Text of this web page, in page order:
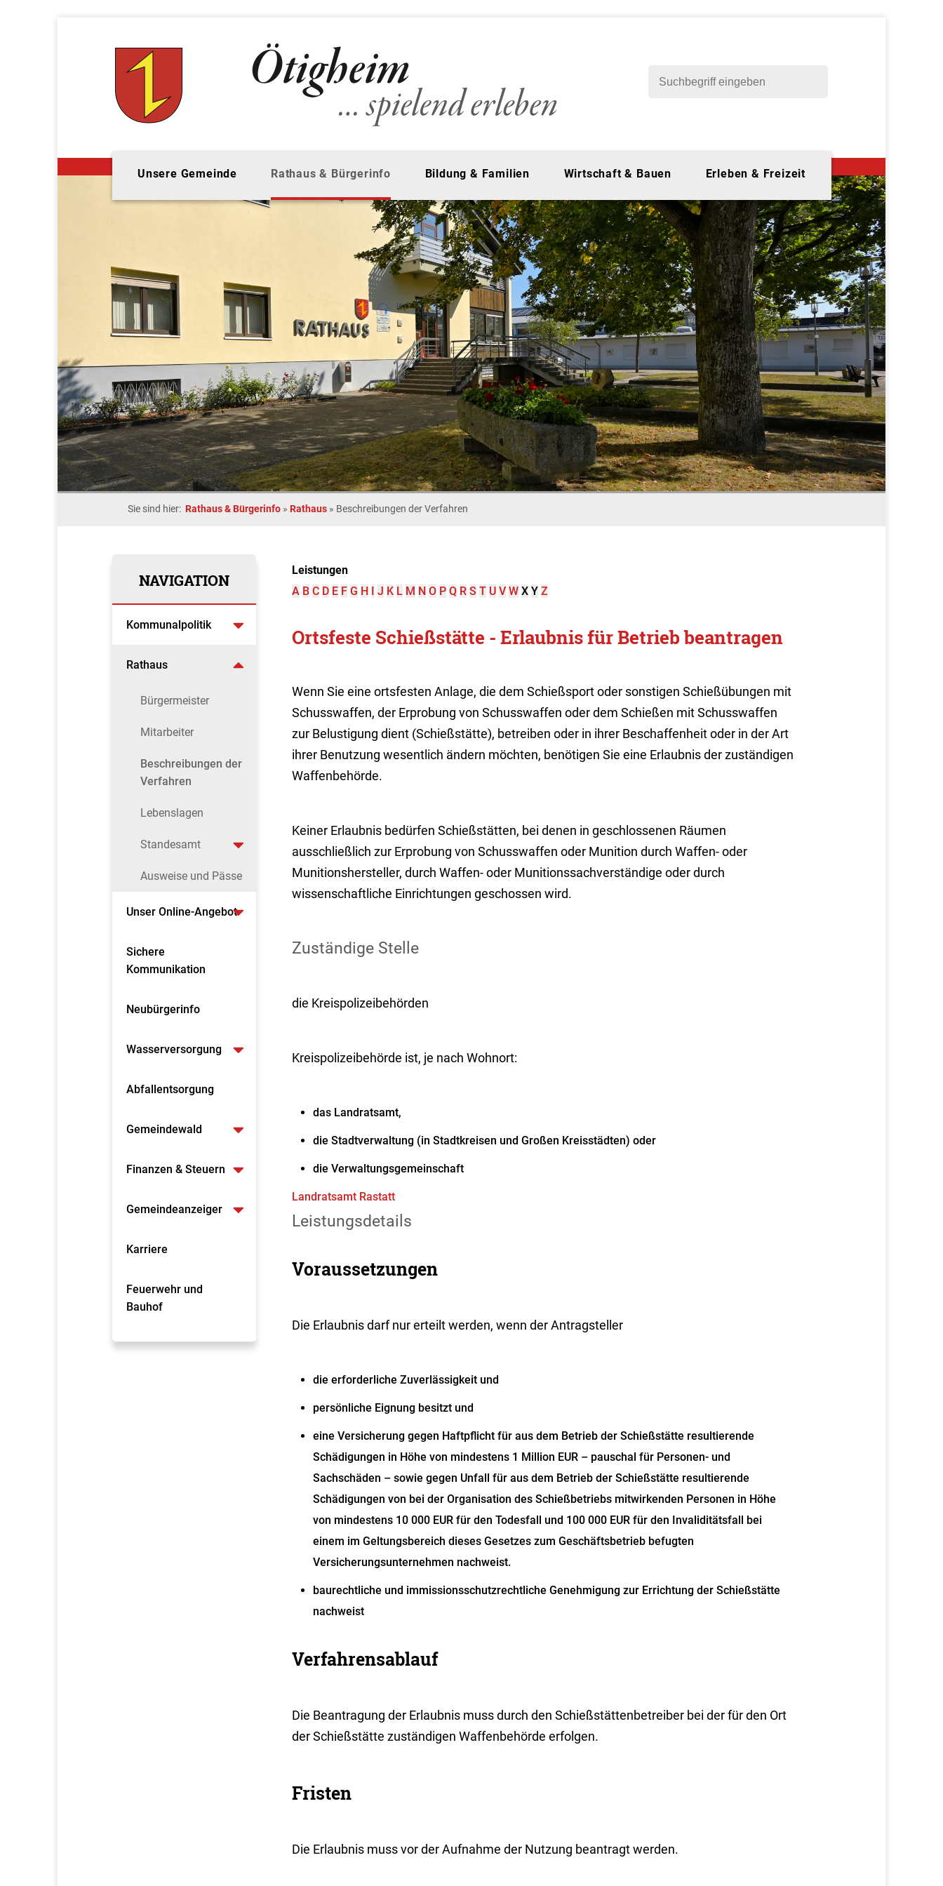
Unsere Gemeinde Rathaus & Bürgerinfo Bildung & Familien Wirtschaft & Bauen Erleben & Freizeit
Sie sind hier: Rathaus & Bürgerinfo » Rathaus » Beschreibungen der Verfahren
NAVIGATION
Kommunalpolitik
Rathaus
Bürgermeister
Mitarbeiter
Beschreibungen der
Verfahren
Lebenslagen
Standesamt
Ausweise und Pässe
Unser Online-Angebot
Sichere
Kommunikation
Neubürgerinfo
Wasserversorgung
Abfallentsorgung
Gemeindewald
Finanzen & Steuern
Gemeindeanzeiger
Karriere
Feuerwehr und
Bauhof
Leistungen
A B C D E F G H I J K L M N O P Q R S T U V W X Y Z
Ortsfeste Schießstätte - Erlaubnis für Betrieb beantragen
Wenn Sie eine ortsfesten Anlage, die dem Schießsport oder sonstigen Schießübungen mit
Schusswaffen, der Erprobung von Schusswaffen oder dem Schießen mit Schusswaffen
zur Belustigung dient (Schießstätte), betreiben oder in ihrer Beschaffenheit oder in der Art
ihrer Benutzung wesentlich ändern möchten, benötigen Sie eine Erlaubnis der zuständigen
Waffenbehörde.
Keiner Erlaubnis bedürfen Schießstätten, bei denen in geschlossenen Räumen
ausschließlich zur Erprobung von Schusswaffen oder Munition durch Waffen- oder
Munitionshersteller, durch Waffen- oder Munitionssachverständige oder durch
wissenschaftliche Einrichtungen geschossen wird.
Zuständige Stelle
die Kreispolizeibehörden
Kreispolizeibehörde ist, je nach Wohnort:
das Landratsamt,
die Stadtverwaltung (in Stadtkreisen und Großen Kreisstädten) oder
die Verwaltungsgemeinschaft
Landratsamt Rastatt
Leistungsdetails
Voraussetzungen
Die Erlaubnis darf nur erteilt werden, wenn der Antragsteller
die erforderliche Zuverlässigkeit und
persönliche Eignung besitzt und
eine Versicherung gegen Haftpflicht für aus dem Betrieb der Schießstätte resultierende
Schädigungen in Höhe von mindestens 1 Million EUR – pauschal für Personen- und
Sachschäden – sowie gegen Unfall für aus dem Betrieb der Schießstätte resultierende
Schädigungen von bei der Organisation des Schießbetriebs mitwirkenden Personen in Höhe
von mindestens 10 000 EUR für den Todesfall und 100 000 EUR für den Invaliditätsfall bei
einem im Geltungsbereich dieses Gesetzes zum Geschäftsbetrieb befugten
Versicherungsunternehmen nachweist.
baurechtliche und immissionsschutzrechtliche Genehmigung zur Errichtung der Schießstätte
nachweist
Verfahrensablauf
Die Beantragung der Erlaubnis muss durch den Schießstättenbetreiber bei der für den Ort
der Schießstätte zuständigen Waffenbehörde erfolgen.
Fristen
Die Erlaubnis muss vor der Aufnahme der Nutzung beantragt werden.